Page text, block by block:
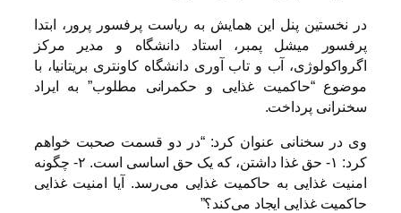
در نخستین پنل این همایش به ریاست پرفسور پرور، ابتدا
پرفسور میشل پمبر، استاد دانشگاه و مدیر مرکز
اگرواکولوژی، آب و تاب آوری دانشگاه کاونتری بریتانیا، با
موضوع “حاکمیت غذایی و حکمرانی مطلوب” به ایراد
سخنرانی پرداخت.
وی در سخنانی عنوان کرد: “در دو قسمت صحبت خواهم
کرد: ۱- حق غذا داشتن، که یک حق اساسی است. ۲- چگونه
امنیت غذایی به حاکمیت غذایی می‌رسد. آیا امنیت غذایی
حاکمیت غذایی ایجاد می‌کند؟”